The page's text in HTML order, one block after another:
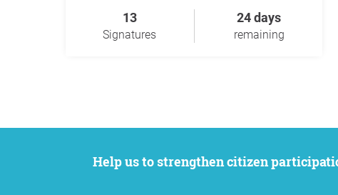
13
Signatures
24 days
remaining
Help us to strengthen citizen participation. We want to support your petition to get the attention it deserves while remaining an